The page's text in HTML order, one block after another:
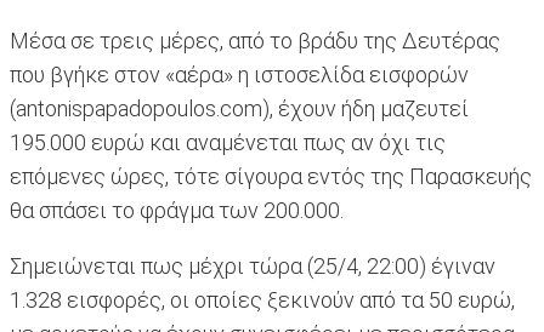
Μέσα σε τρεις μέρες, από το βράδυ της Δευτέρας
που βγήκε στον «αέρα» η ιστοσελίδα εισφορών
(antonispapadopoulos.com), έχουν ήδη μαζευτεί
195.000 ευρώ και αναμένεται πως αν όχι τις
επόμενες ώρες, τότε σίγουρα εντός της Παρασκευής
θα σπάσει το φράγμα των 200.000.
Σημειώνεται πως μέχρι τώρα (25/4, 22:00) έγιναν
1.328 εισφορές, οι οποίες ξεκινούν από τα 50 ευρώ,